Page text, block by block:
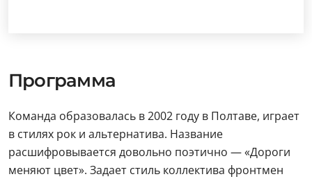
Программа
Команда образовалась в 2002 году в Полтаве, играет
в стилях рок и альтернатива. Название
расшифровывается довольно поэтично — «Дороги
меняют цвет». Задает стиль коллектива фронтмен